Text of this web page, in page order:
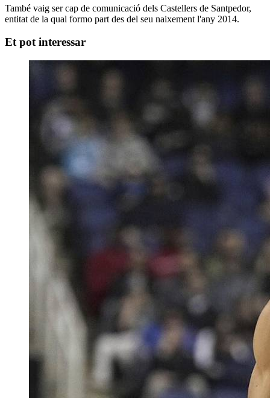
També vaig ser cap de comunicació dels Castellers de Santpedor,
entitat de la qual formo part des del seu naixement l'any 2014.
Et pot interessar